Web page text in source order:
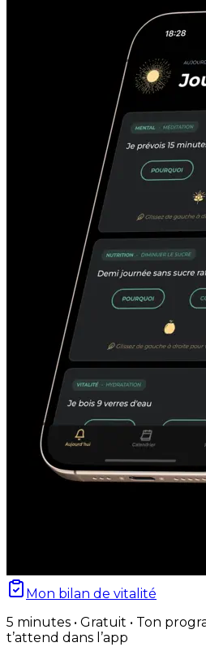
Mon bilan de vitalité
5 minutes • Gratuit • Ton
t’attend dans l’app